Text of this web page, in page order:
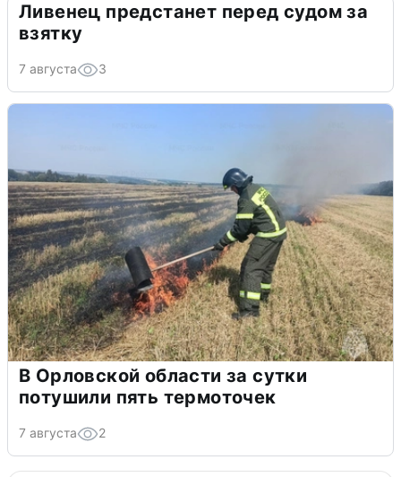
Ливенец предстанет перед судом за
взятку
7 августа 3
В Орловской области за сутки
потушили пять термоточек
7 августа 2